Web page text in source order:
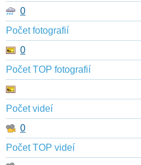
0
Počet fotografií
0
Počet TOP fotografií
Počet videí
0
Počet TOP videí